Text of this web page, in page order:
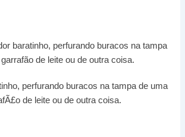
baratinho, perfurando buracos na tampa
de leite ou de outra coisa.